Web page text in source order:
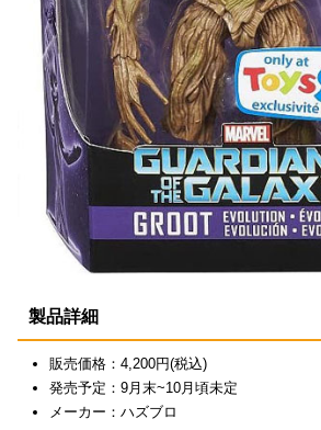
製品詳細
販売価格：4,200円(税込)
発売予定：9月末~10月頃未定
メーカー：ハズブロ